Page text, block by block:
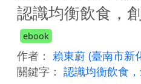
認識均衡飲食，
ebook
作者： 賴東蔚 (臺南市新
關鍵字： 認識均衡飲食